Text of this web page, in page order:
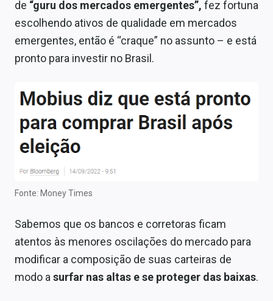
Colunas
Especiais
Marketing
Tecnologia
Conteúdo de Marca
Sobre
Expediente
de “guru dos mercados emergentes”, fez fortuna
escolhendo ativos de qualidade em mercados
emergentes, então é “craque” no assunto – e está
pronto para investir no Brasil.
Fonte: Money Times
Sabemos que os bancos e corretoras ficam
atentos às menores oscilações do mercado para
modificar a composição de suas carteiras de
modo a surfar nas altas e se proteger das baixas.